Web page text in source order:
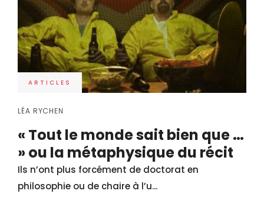
ARTICLES
LÉA RYCHEN
« Tout le monde sait bien que …
» ou la métaphysique du récit
Ils n’ont plus forcément de doctorat en
philosophie ou de chaire à l’u...